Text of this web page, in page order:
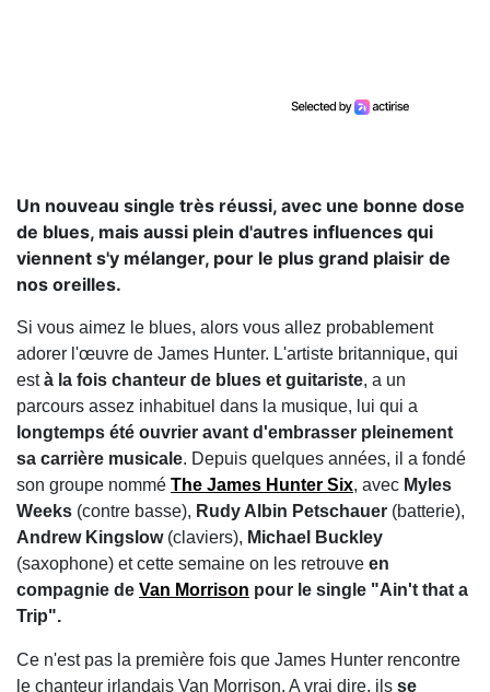
Un nouveau single très réussi, avec une bonne dose
de blues, mais aussi plein d'autres influences qui
viennent s'y mélanger, pour le plus grand plaisir de
nos oreilles.
Si vous aimez le blues, alors vous allez probablement
adorer l'œuvre de James Hunter. L'artiste britannique, qui
està la fois chanteur de blues et guitariste, a un
parcours assez inhabituel dans la musique, lui qui a
longtemps été ouvrier avant d'embrasser pleinement
sa carrière musicale. Depuis quelques années, il a fondé
son groupe nommé The James Hunter Six, avec Myles
Weeks (contre basse), Rudy Albin Petschauer (batterie),
Andrew Kingslow(claviers), Michael Buckley
(saxophone) et cette semaine on les retrouve en
compagnie de Van Morrison pour le single "Ain't that a
Trip".
Ce n'est pas la première fois que James Hunter rencontre
le chanteur irlandais Van Morrison. A vrai dire, ils se